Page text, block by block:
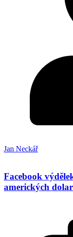
Jan Neckář
Facebook
amerických